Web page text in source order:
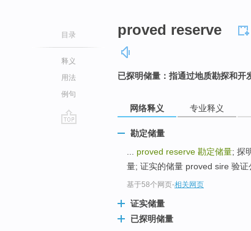
目录
释义
用法
例句
proved reserve
已探明储量：指通过地质勘探和开
网络释义 专业释义
勘定储量
proved reserve 勘定储量; 探
量; 证实的储量 proved sire 验证
基于58个网页-相关网页
证实储量
已探明储量